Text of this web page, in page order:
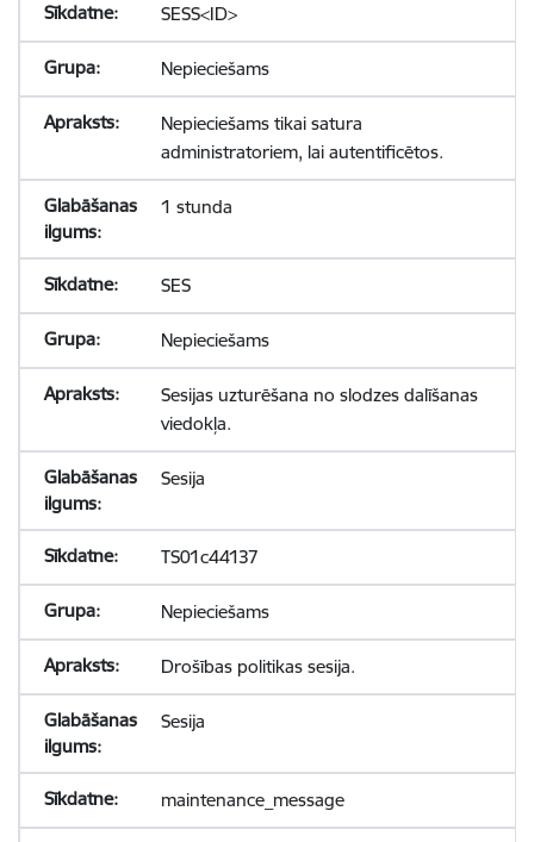
SESS<ID>
Nepieciešams
Nepieciešams tikai satura
administratoriem, lai autentificētos.
1 stunda
SES
Nepieciešams
Sesijas uzturēšana no slodzes dalīšanas
viedokļa.
Sesija
TS01c44137
Nepieciešams
Drošības politikas sesija.
Sesija
maintenance_message